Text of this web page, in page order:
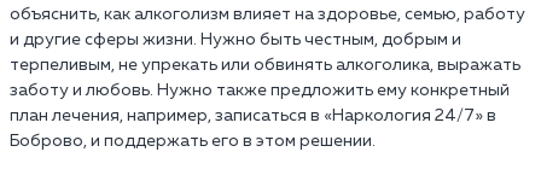
объяснить, как алкоголизм влияет на здоровье, семью, работу
и другие сферы жизни. Нужно быть честным, добрым и
терпеливым, не упрекать или обвинять алкоголика, выражать
заботу и любовь. Нужно также предложить ему конкретный
план лечения, например, записаться в «Наркология 24/7» в
Боброво, и поддержать его в этом решении.